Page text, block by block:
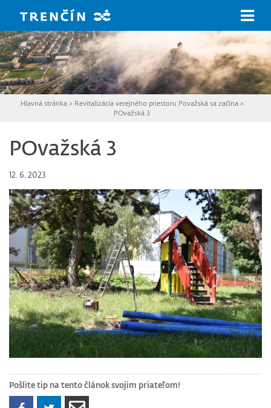
Hlavná stránka > Revitalizácia verejného priestoru Považská sa začína >
POvažská 3
POvažská 3
12. 6. 2023
Pošlite tip na tento článok svojim priateľom!